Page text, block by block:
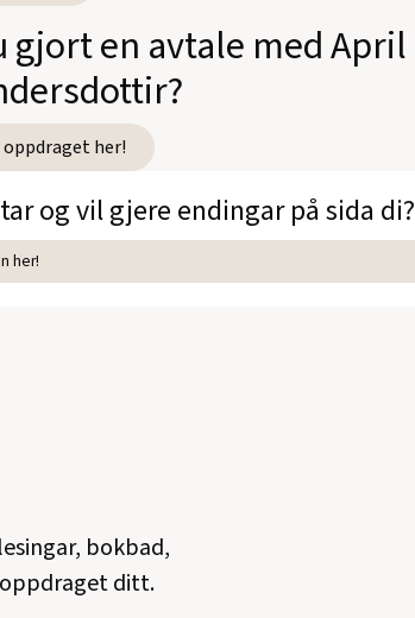
gjort en avtale med April
oppdraget her!
og vil gjere endingar på sida di?
her!
bokbad,
ditt.